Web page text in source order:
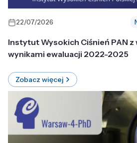
22/07/2026
Instytut Wysokich Ciśnień PAN
wynikami ewaluacji 2022-2025
Zobacz więcej